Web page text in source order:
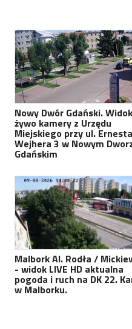
Nowy Dwór Gdański.
żywo kamery z Urzędu
Miejskiego przy ul. Ernesta
Wejhera 3 w Nowym
Gdańskim
Malbork Al. Rodła /
- widok LIVE HD aktualna
pogoda i ruch na DK 22.
w Malborku.